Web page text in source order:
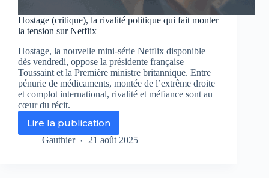
Hostage (critique), la rivalité politique qui fait monter
la tension sur Netflix
Hostage, la nouvelle mini-série Netflix disponible
dès vendredi, oppose la présidente française
Toussaint et la Première ministre britannique. Entre
pénurie de médicaments, montée de l’extrême droite
et complot international, rivalité et méfiance sont au
cœur du récit.
Lire la publication
Hostage
(critique),
Gauthier 21 août 2025